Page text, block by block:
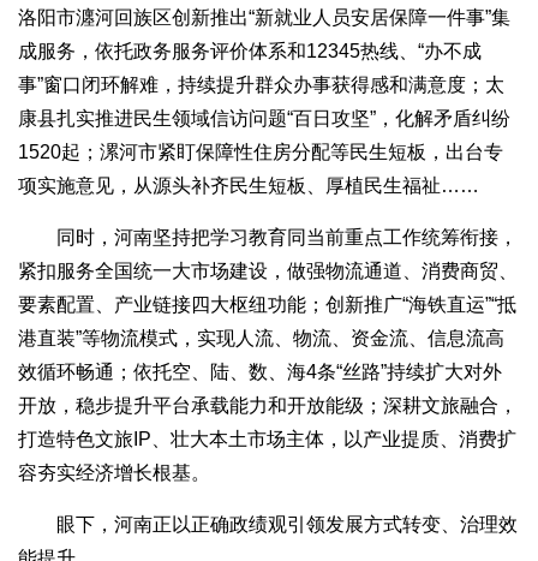
洛阳市瀍河回族区创新推出“新就业人员安居保障一件事”集
成服务，依托政务服务评价体系和12345热线、“办不成
事”窗口闭环解难，持续提升群众办事获得感和满意度；太
康县扎实推进民生领域信访问题“百日攻坚”，化解矛盾纠纷
1520起；漯河市紧盯保障性住房分配等民生短板，出台专
项实施意见，从源头补齐民生短板、厚植民生福祉……
同时，河南坚持把学习教育同当前重点工作统筹衔接，
紧扣服务全国统一大市场建设，做强物流通道、消费商贸、
要素配置、产业链接四大枢纽功能；创新推广“海铁直运”“抵
港直装”等物流模式，实现人流、物流、资金流、信息流高
效循环畅通；依托空、陆、数、海4条“丝路”持续扩大对外
开放，稳步提升平台承载能力和开放能级；深耕文旅融合，
打造特色文旅IP、壮大本土市场主体，以产业提质、消费扩
容夯实经济增长根基。
眼下，河南正以正确政绩观引领发展方式转变、治理效